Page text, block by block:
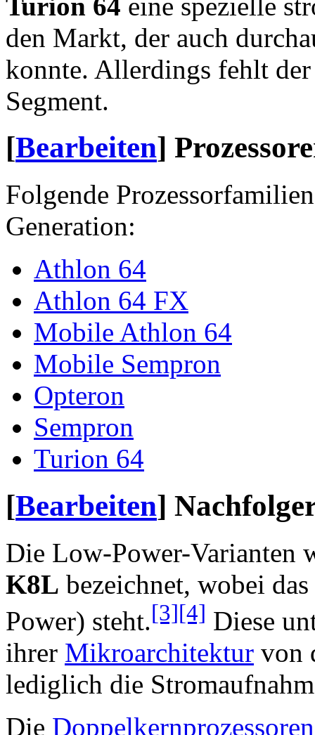
den Markt, der auch
konnte. Allerdings fehlt
Segment.
[Bearbeiten]
Folgende
Generation:
Athlon 64
Athlon 64 FX
Mobile Athlon 64
Mobile Sempron
Opteron
Sempron
Turion 64
[Bearbeiten]
Die Low-Power-Varianten
K8L bezeichnet, wobei
Power) steht.[3][4] Diese
ihrer Mikroarchitektur von
lediglich die
Die Doppelkernprozessoren